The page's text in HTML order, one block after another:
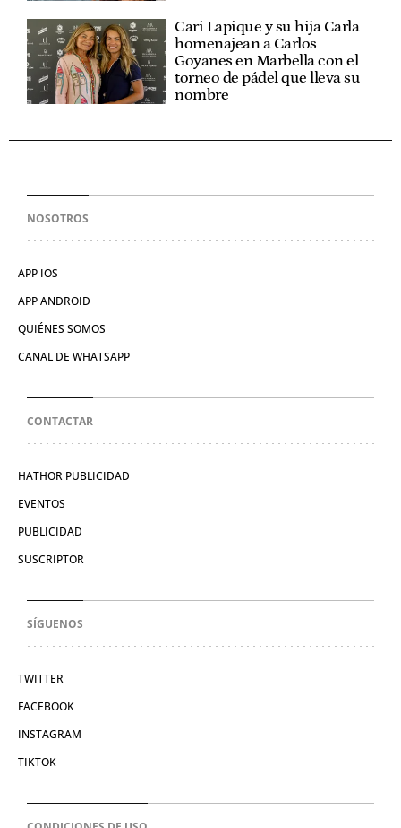
Cari Lapique y su hija Carla
homenajean a Carlos
Goyanes en Marbella con el
torneo de pádel que lleva su
nombre
NOSOTROS
APP IOS
APP ANDROID
QUIÉNES SOMOS
CANAL DE WHATSAPP
CONTACTAR
HATHOR PUBLICIDAD
EVENTOS
PUBLICIDAD
SUSCRIPTOR
SÍGUENOS
TWITTER
FACEBOOK
INSTAGRAM
TIKTOK